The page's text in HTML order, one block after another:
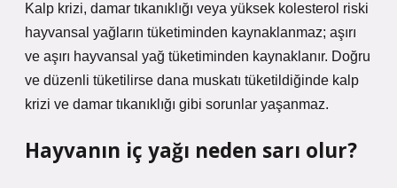
Kalp krizi, damar tıkanıklığı veya yüksek kolesterol riski
hayvansal yağların tüketiminden kaynaklanmaz; aşırı
ve aşırı hayvansal yağ tüketiminden kaynaklanır. Doğru
ve düzenli tüketilirse dana muskatı tüketildiğinde kalp
krizi ve damar tıkanıklığı gibi sorunlar yaşanmaz.
Hayvanın iç yağı neden sarı olur?